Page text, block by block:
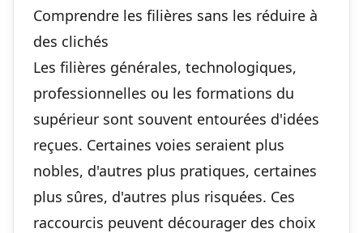
Comprendre les filières sans les réduire à
des clichés
Les filières générales, technologiques,
professionnelles ou les formations du
supérieur sont souvent entourées d'idées
reçues. Certaines voies seraient plus
nobles, d'autres plus pratiques, certaines
plus sûres, d'autres plus risquées. Ces
raccourcis peuvent décourager des choix